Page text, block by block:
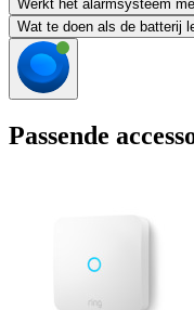
Werkt het alarmsysteem
Wat te doen als de batterij
Passende